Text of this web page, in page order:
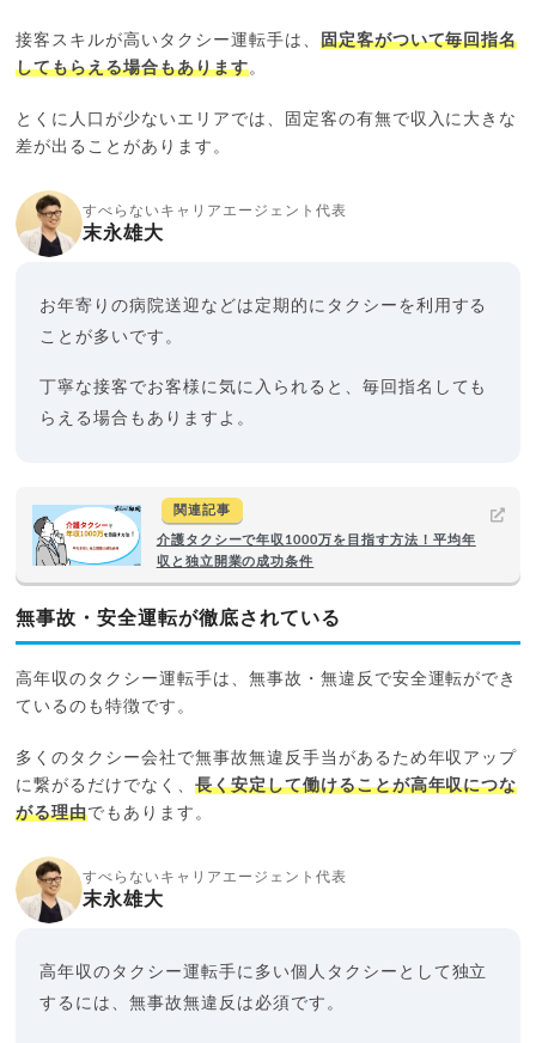
接客スキルが高いタクシー運転手は、 固定客がついて毎回指名
してもらえる場合もあります。
とくに人口が少ないエリアでは、固定客の有無で収入に大きな
差が出ることがあります。
すべらないキャリアエージェント代表
末永雄大
お年寄りの病院送迎などは定期的にタクシーを利用する
ことが多いです。
丁寧な接客でお客様に気に入られると、毎回指名しても
らえる場合もありますよ。
関連記事
介護タクシーで年収1000万を目指す方法！平均年
収と独立開業の成功条件
無事故・安全運転が徹底されている
高年収のタクシー運転手は、無事故・無違反で安全運転ができ
ているのも特徴です。
多くのタクシー会社で無事故無違反手当があるため年収アップ
に繋がるだけでなく、長く安定して働けることが高年収につな
がる理由でもあります。
すべらないキャリアエージェント代表
末永雄大
高年収のタクシー運転手に多い個人タクシーとして独立
するには、無事故無違反は必須です。